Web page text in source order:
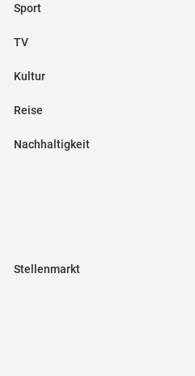
Sport
TV
Kultur
Reise
Nachhaltigkeit
Stellenmarkt